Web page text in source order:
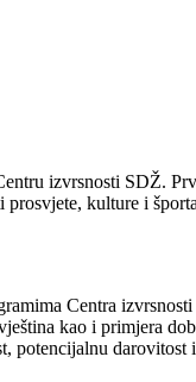
izvrsnosti SDŽ.
prosvjete, kulture i
Centra izvrsnosti
kao i primjera
potencijalnu darovitost i